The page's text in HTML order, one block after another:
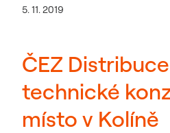
Datum zveřejnění
5. 11. 2019
ČEZ
technické
místo v Kolíně